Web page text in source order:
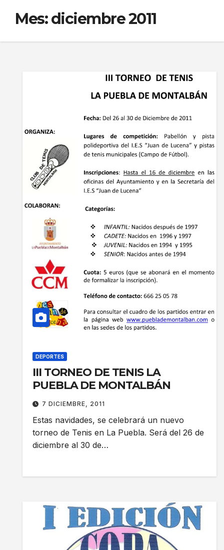
Mes:diciembre 2011
DEPORTES
III TORNEO DE TENIS LA
PUEBLA DE MONTALBÁN
7 DICIEMBRE, 2011
Estas navidades, se celebrará un nuevo
torneo de Tenis en La Puebla. Será del 26 de
diciembre al 30 de…